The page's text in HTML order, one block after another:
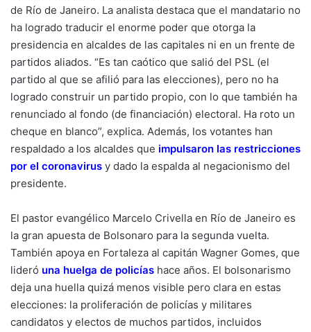
de Río de Janeiro. La analista destaca que el mandatario no
ha logrado traducir el enorme poder que otorga la
presidencia en alcaldes de las capitales ni en un frente de
partidos aliados. “Es tan caótico que salió del PSL (el
partido al que se afilió para las elecciones), pero no ha
logrado construir un partido propio, con lo que también ha
renunciado al fondo (de financiación) electoral. Ha roto un
cheque en blanco”, explica. Además, los votantes han
respaldado a los alcaldes que impulsaron las restricciones
por el coronavirus y dado la espalda al negacionismo del
presidente.
El pastor evangélico Marcelo Crivella en Río de Janeiro es
la gran apuesta de Bolsonaro para la segunda vuelta.
También apoya en Fortaleza al capitán Wagner Gomes, que
lideró una huelga de policías hace años. El bolsonarismo
deja una huella quizá menos visible pero clara en estas
elecciones: la proliferación de policías y militares
candidatos y electos de muchos partidos, incluidos